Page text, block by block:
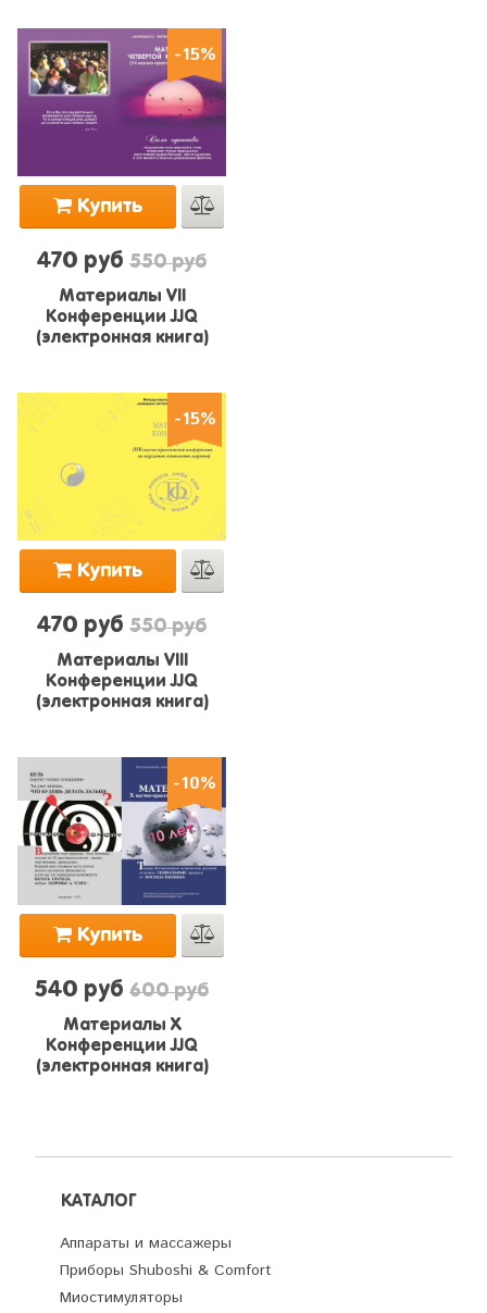
-15%
Купить
470 руб 550 руб
Материалы VII
Конференции JJQ
(электронная книга)
-15%
Купить
470 руб 550 руб
Материалы VIII
Конференции JJQ
(электронная книга)
-10%
Купить
540 руб 600 руб
Материалы X
Конференции JJQ
(электронная книга)
КАТАЛОГ
Аппараты и массажеры
Приборы Shuboshi & Comfort
Миостимуляторы